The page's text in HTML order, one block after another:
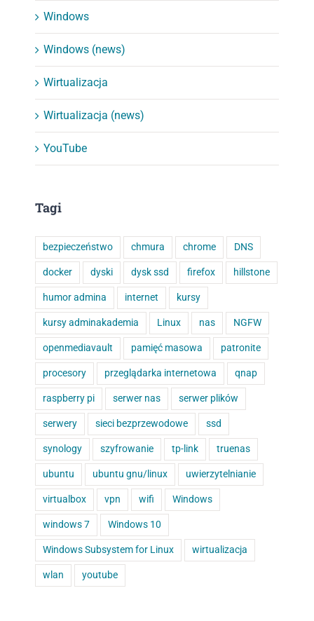
Windows
Windows (news)
Wirtualizacja
Wirtualizacja (news)
YouTube
Tagi
bezpieczeństwo chmura chrome DNS
docker dyski dysk ssd firefox hillstone
humor admina internet kursy
kursy adminakademia Linux nas NGFW
openmediavault pamięć masowa patronite
procesory przeglądarka internetowa qnap
raspberry pi serwer nas serwer plików
serwery sieci bezprzewodowe ssd
synology szyfrowanie tp-link truenas
ubuntu ubuntu gnu/linux uwierzytelnianie
virtualbox vpn wifi Windows
windows 7 Windows 10
Windows Subsystem for Linux wirtualizacja
wlan youtube